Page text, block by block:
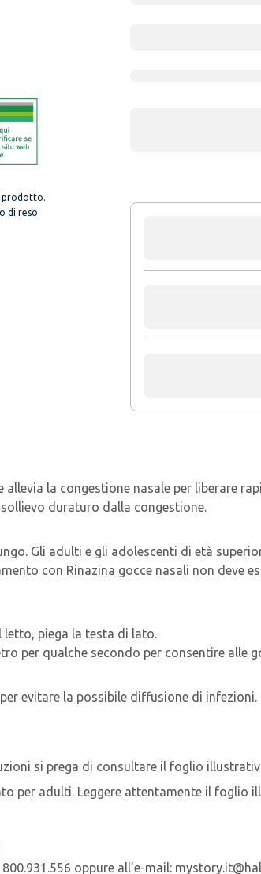
prodotto.
di reso
la congestione nasale per liberare
duraturo dalla congestione​.
Gli adulti e gli adolescenti di età
con Rinazina gocce nasali non deve
letto, piega la testa di lato.
per qualche secondo per consentire alle
evitare la possibile diffusione di infezioni.
si prega di consultare il foglio
per adulti. Leggere attentamente il foglio
oppure all’e-mail: